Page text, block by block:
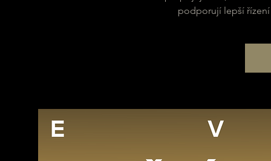
podporují lepší